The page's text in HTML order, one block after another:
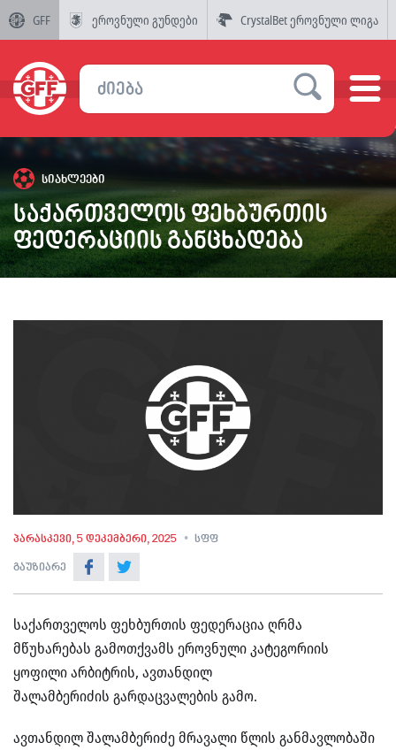
GFF ეროვნული გუნდები CrystalBet ეროვნული ლიგა
სიახლეები
საქართველოს ფეხბურთის
ფედერაციის განცხადება
პარასკევი, 5 დეკემბერი, 2025 სფფ
გაუზიარე
საქართველოს ფეხბურთის ფედერაცია ღრმა
მწუხარებას გამოთქვამს ეროვნული კატეგორიის
ყოფილი არბიტრის, ავთანდილ
შალამბერიძის გარდაცვალების გამო.
ავთანდილ შალამბერიძე მრავალი წლის განმავლობაში